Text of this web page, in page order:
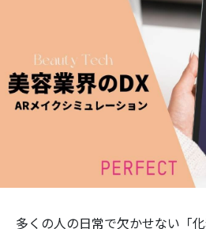
多くの人の日常で欠かせない「化